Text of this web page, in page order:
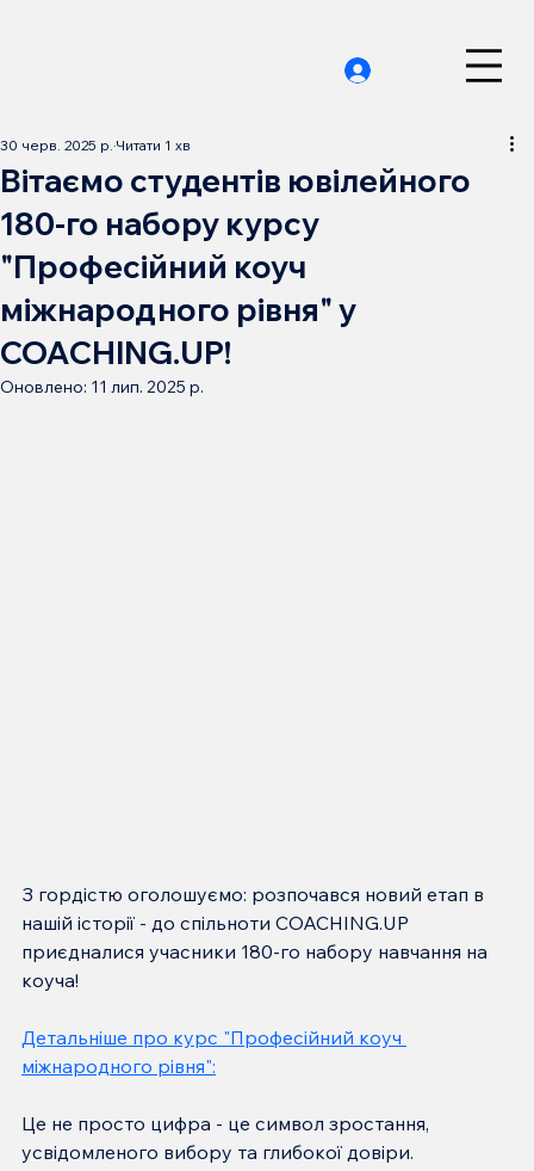
Вітаємо студентів ювілейного
180-го набору курсу
"Професійний коуч
міжнародного рівня" у
COACHING.UP!
30 черв. 2025 р. Читати 1 хв
Оновлено: 11 лип. 2025 р.
З гордістю оголошуємо: розпочався новий етап в
нашій історії - до спільноти COACHING.UP
приєдналися учасники 180-го набору навчання на
коуча!
Детальніше про курс "Професійний коуч
міжнародного рівня":
Це не просто цифра - це символ зростання,
усвідомленого вибору та глибокої довіри.